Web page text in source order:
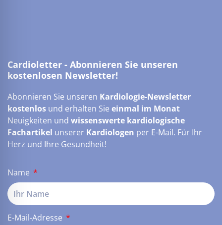
Cardioletter - Abonnieren Sie unseren
kostenlosen Newsletter!
Abonnieren Sie unseren Kardiologie-Newsletter
kostenlos und erhalten Sie einmal im Monat
Neuigkeiten und wissenswerte kardiologische
Fachartikel unserer Kardiologen per E-Mail. Für Ihr
Herz und Ihre Gesundheit!
Name
E-Mail-Adresse